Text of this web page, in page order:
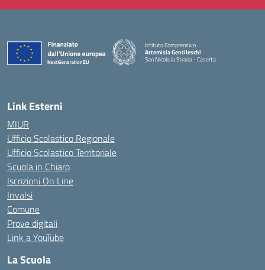
Istituto Comprensivo
Artemisia Gentileschi
San Nicola la Strada - Caserta
Link Esterni
MIUR
Ufficio Scolastico Regionale
Ufficio Scolastico Territoriale
Scuola in Chiaro
Iscrizioni On Line
Invalsi
Comune
Prove digitali
Link a YouTube
La Scuola